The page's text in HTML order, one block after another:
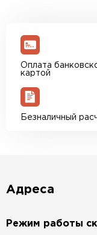
Оплата
картой
Безналичный
Адреса
Режим работы